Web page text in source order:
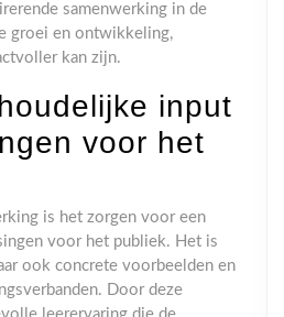
samenwerking in de
groei en ontwikkeling,
kan zijn.
input
voor het
is het zorgen voor een
voor het publiek. Het is
ook concrete voorbeelden en
Door deze